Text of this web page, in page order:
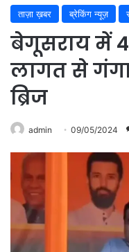
ताज़ा ख़बर ब्रेकिंग न्यूज़
बेगूसराय में
लागत से
ब्रिज
admin 09/05/2024